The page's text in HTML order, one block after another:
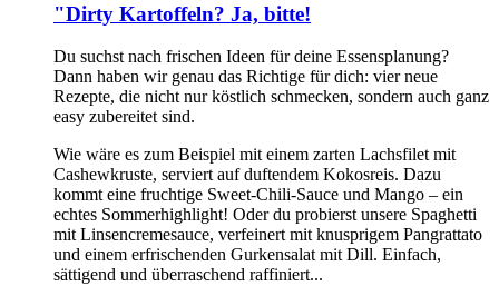
"Dirty Kartoffeln? Ja, bitte!
Du suchst nach frischen Ideen für deine Essensplanung?
Dann haben wir genau das Richtige für dich: vier neue
Rezepte, die nicht nur köstlich schmecken, sondern auch ganz
easy zubereitet sind.
Wie wäre es zum Beispiel mit einem zarten Lachsfilet mit
Cashewkruste, serviert auf duftendem Kokosreis. Dazu
kommt eine fruchtige Sweet-Chili-Sauce und Mango – ein
echtes Sommerhighlight! Oder du probierst unsere Spaghetti
mit Linsencremesauce, verfeinert mit knusprigem Pangrattato
und einem erfrischenden Gurkensalat mit Dill. Einfach,
sättigend und überraschend raffiniert...